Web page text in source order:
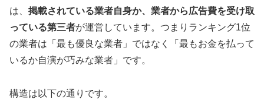
は、 掲載されている業者自身か、業者から広告費を受け取
っている第三者が運営しています。つまりランキング1位
の業者は「最も優良な業者」ではなく「最もお金を払って
いるか自演が巧みな業者」です。
構造は以下の通りです。